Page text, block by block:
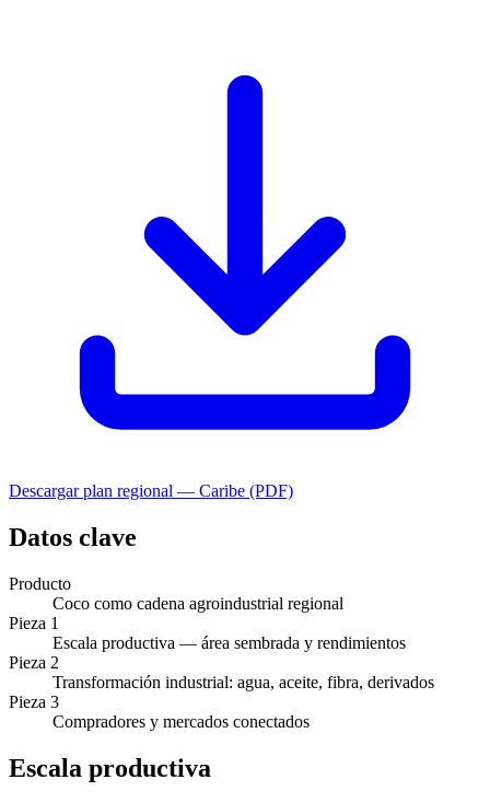
Descargar plan regional — Caribe (PDF)
Datos clave
Producto
Coco como cadena agroindustrial regional
Pieza 1
Escala productiva — área sembrada y rendimientos
Pieza 2
Transformación industrial: agua, aceite, fibra, derivados
Pieza 3
Compradores y mercados conectados
Escala productiva